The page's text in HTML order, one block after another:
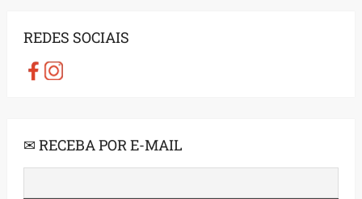
REDES SOCIAIS
✉ RECEBA POR E-MAIL